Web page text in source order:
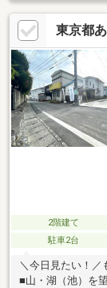
東京都
2階建て
駐車2台
＼今日見たい！／
■山・湖（池）を